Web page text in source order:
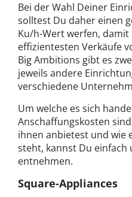
Bei der Wahl Deiner
solltest Du daher einen
Ku/h-Wert werfen, damit
effizientesten Verkäufe
Big Ambitions gibt es
jeweils andere
verschiedene
Um welche es sich
Anschaffungskosten
ihnen anbietest und wie
steht, kannst Du
entnehmen.
Square-Appliances